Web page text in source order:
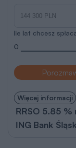
Ile lat chcesz
0
Więcej informacji
RRSO 5.85
ING Bank